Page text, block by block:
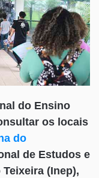
do Ensino
os locais
do
de Estudos e
(Inep),